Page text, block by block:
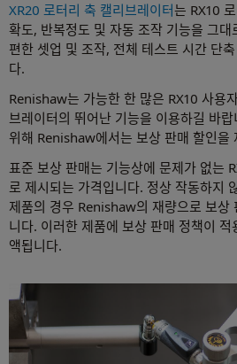
XR20 로터리 축 캘리브레이터는 RX10
확도, 반복정도 및 자동 조작 기능을 그
편한 셋업 및 조작, 전체 테스트 시간 단
다.
Renishaw는 가능한 한 많은 RX10 사용
브레이터의 뛰어난 기능을 이용하길 바
위해 Renishaw에서는 보상 판매 할인을
표준 보상 판매는 기능상에 문제가 없는
로 제시되는 가격입니다. 정상 작동하지
제품의 경우 Renishaw의 재량으로 보상
니다. 이러한 제품에 보상 판매 정책이
액됩니다.